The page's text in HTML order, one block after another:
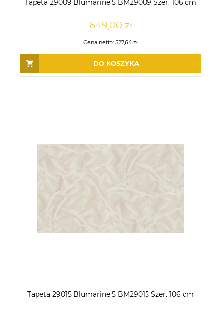
Tapeta 29009 Blumarine 5 BM29009 Szer. 106 cm
649,00 zł
Cena netto: 527,64 zł
DO KOSZYKA
Tapeta 29015 Blumarine 5 BM29015 Szer. 106 cm